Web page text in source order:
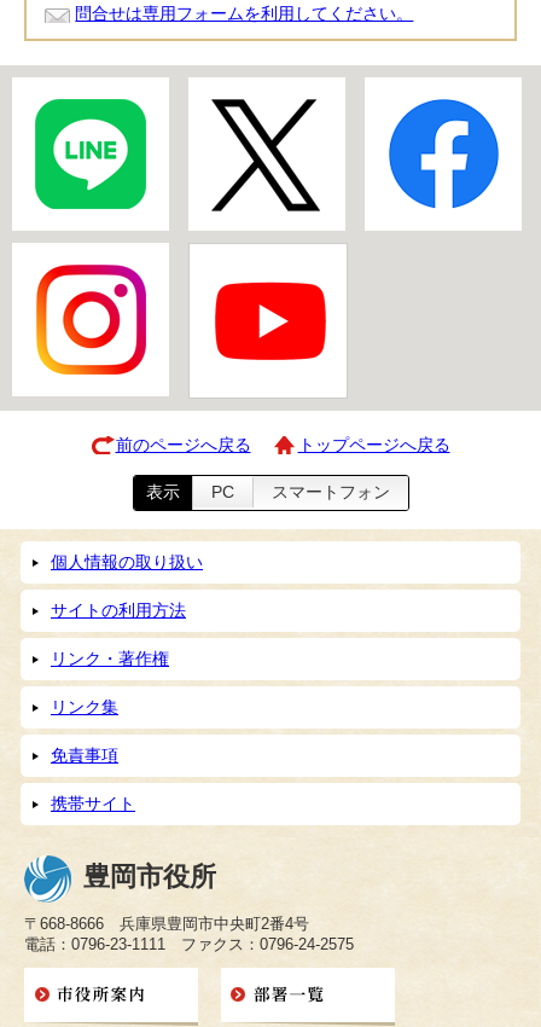
問合せは専用フォームを利用してください。
前のページへ戻る トップページへ戻る
表示 PC スマートフォン
個人情報の取り扱い
サイトの利用方法
リンク・著作権
リンク集
免責事項
携帯サイト
豊岡市役所
〒668-8666 兵庫県豊岡市中央町2番4号
電話：0796-23-1111 ファクス：0796-24-2575